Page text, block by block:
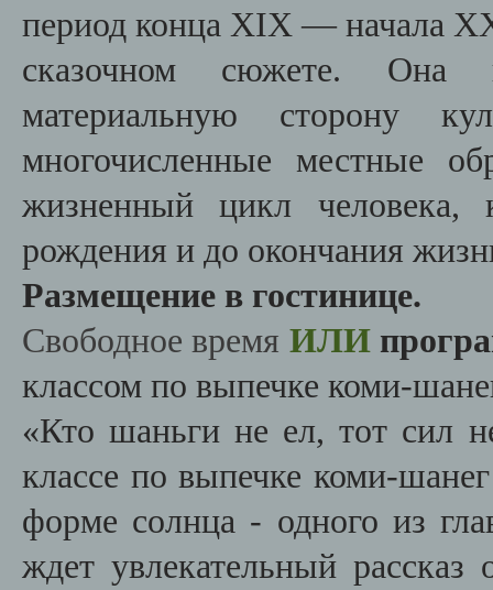
период конца XIX — начала
сказочном сюжете. Она
материальную сторону
многочисленные местные
жизненный цикл человека,
рождения и до окончания
Размещение в гостинице.
Свободное время ИЛИ
классом по выпечке коми-
«Кто шаньги не ел, тот сил
классе по выпечке коми-
форме солнца - одного из
ждет увлекательный